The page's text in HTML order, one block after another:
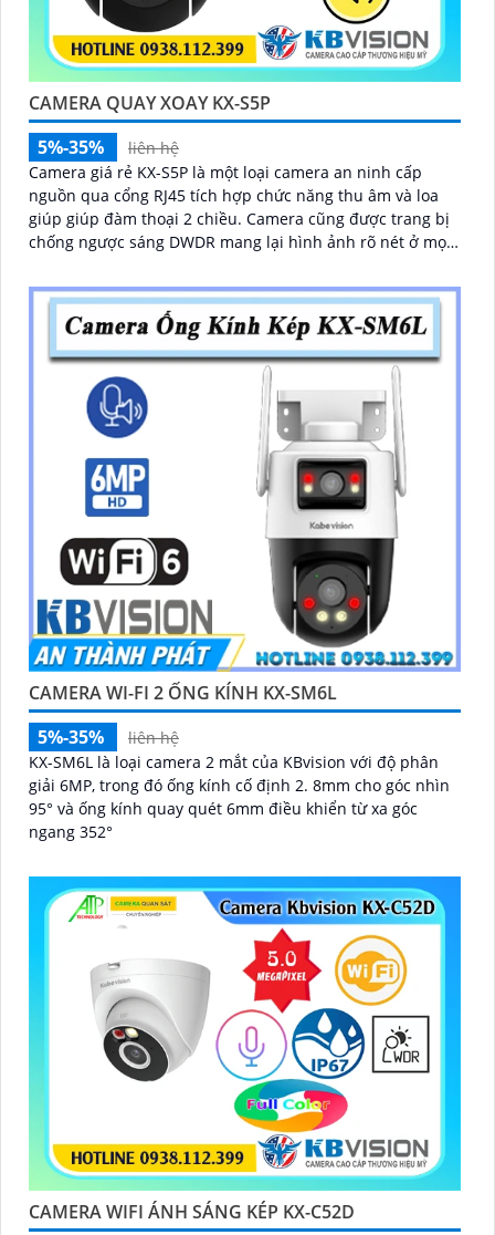
CAMERA QUAY XOAY KX-S5P
5%-35%
liên hệ
Camera giá rẻ KX-S5P là một loại camera an ninh cấp
nguồn qua cổng RJ45 tích hợp chức năng thu âm và loa
giúp giúp đàm thoại 2 chiều. Camera cũng được trang bị
chống ngược sáng DWDR mang lại hình ảnh rõ nét ở mọi
CAMERA WI-FI 2 ỐNG KÍNH KX-SM6L
5%-35%
liên hệ
KX-SM6L là loại camera 2 mắt của KBvision với độ phân
giải 6MP, trong đó ống kính cố định 2. 8mm cho góc nhìn
95° và ống kính quay quét 6mm điều khiển từ xa góc
ngang 352°
CAMERA WIFI ÁNH SÁNG KÉP KX-C52D